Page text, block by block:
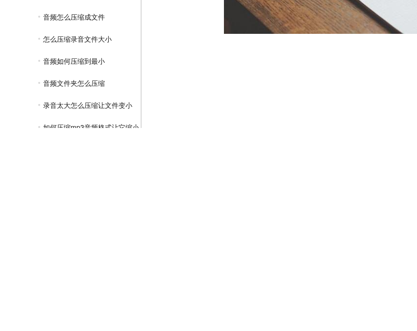
音频怎么压缩成文件
怎么压缩录音文件大小
音频如何压缩到最小
音频文件夹怎么压缩
录音太大怎么压缩让文件变小
如何压缩mp3音频格式让它缩小